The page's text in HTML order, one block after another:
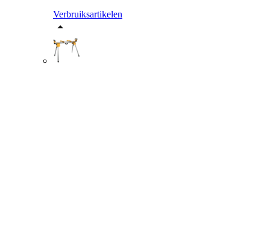
Verbruiksartikelen